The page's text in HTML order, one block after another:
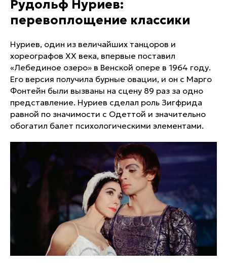
Рудольф Нуриев:
перевоплощение классики
Нуриев, один из величайших танцоров и
хореографов XX века, впервые поставил
«Лебединое озеро» в Венской опере в 1964 году.
Его версия получила бурные овации, и он с Марго
Фонтейн были вызваны на сцену 89 раз за одно
представление. Нуриев сделал роль Зигфрида
равной по значимости с Одеттой и значительно
обогатил балет психологическими элементами.